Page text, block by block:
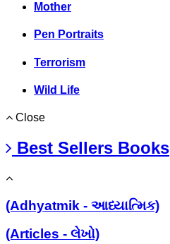
Mother
Pen Portraits
Terrorism
Wild Life
Close
Best Sellers Books
(Adhyatmik - આધ્યાત્મિક)
(Articles - લેખો)